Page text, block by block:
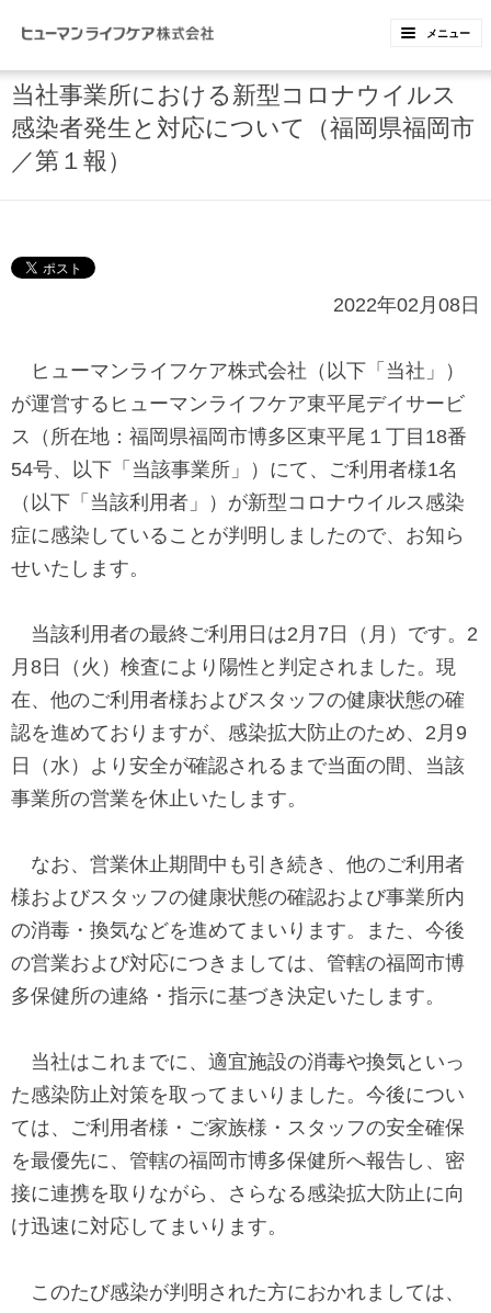
ジ
内
る
リ
ン
ク
す
サ
内
共
通
メ
ニ
に
移
動
し
ペ
ー
ジ
本
文
メニュー
当社事業所における新型コロナウイルス
感染者発生と対応について（福岡県福岡市
／第１報）
2022年02月08日
ヒューマンライフケア株式会社（以下「当社」）
が運営するヒューマンライフケア東平尾デイサービ
ス（所在地：福岡県福岡市博多区東平尾１丁目 18番
54号、以下「当該事業所」）にて、ご利用者様1名
（以下「当該利用者」）が新型コロナウイルス感染
症に感染していることが判明しましたので、お知ら
せいたします。
当該利用者の最終ご利用日は2 月 7 日（月）です。 2
月 8 日（火）検査により陽性と判定されました。現
在、他のご利用者様およびスタッフの健康状態の確
認を進めておりますが、感染拡大防止のため、 2 月 9
日（水）より安全が確認されるまで当面の間、当該
事業所の営業を休止いたします。
なお、営業休止期間中も引き続き、他のご利用者
様およびスタッフの健康状態の確認および事業所内
の消毒・換気などを進めてまいります。また、今後
の営業および対応につきましては、管轄の福岡市博
多保健所の連絡・指示に基づき決定いたします。
当社はこれまでに、適宜施設の消毒や換気といっ
た感染防止対策を取ってまいりました。今後につい
ては、ご利用者様・ご家族様・スタッフの安全確保
を最優先に、管轄の福岡市博多保健所へ報告し、密
接に連携を取りながら、さらなる感染拡大防止に向
け迅速に対応してまいります。
このたび感染が判明された方におかれましては、
ジ
の
す
ー
情
報
戻
り
ペ
ー
ジ
の
先
戻
り
ま
す